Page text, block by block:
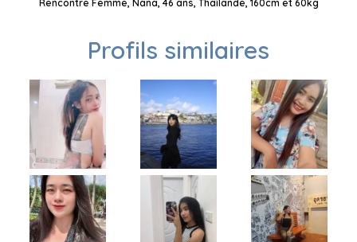
Rencontre Femme, Nana, 46 ans, Thaïlande, 160cm et 60kg
Profils similaires